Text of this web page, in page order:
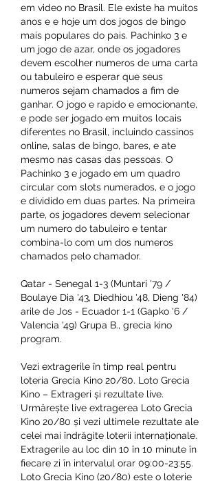
em video no Brasil. Ele existe ha muitos
anos e e hoje um dos jogos de bingo
mais populares do pais. Pachinko 3 e
um jogo de azar, onde os jogadores
devem escolher numeros de uma carta
ou tabuleiro e esperar que seus
numeros sejam chamados a fim de
ganhar. O jogo e rapido e emocionante,
e pode ser jogado em muitos locais
diferentes no Brasil, incluindo cassinos
online, salas de bingo, bares, e ate
mesmo nas casas das pessoas. O
Pachinko 3 e jogado em um quadro
circular com slots numerados, e o jogo
e dividido em duas partes. Na primeira
parte, os jogadores devem selecionar
um numero do tabuleiro e tentar
combina-lo com um dos numeros
chamados pelo chamador.
Qatar - Senegal 1-3 (Muntari '79 /
Boulaye Dia '43, Diedhiou '48, Dieng '84)
arile de Jos - Ecuador 1-1 (Gapko '6 /
Valencia '49) Grupa B., grecia kino
program.
Vezi extragerile în timp real pentru
loteria Grecia Kino 20/80. Loto Grecia
Kino – Extrageri și rezultate live.
Urmărește live extragerea Loto Grecia
Kino 20/80 și vezi ultimele rezultate ale
celei mai îndrăgite loterii internaționale.
Extragerile au loc din 10 în 10 minute în
fiecare zi în intervalul orar 09:00-23:55.
Loto Grecia Kino (20/80) este o loterie